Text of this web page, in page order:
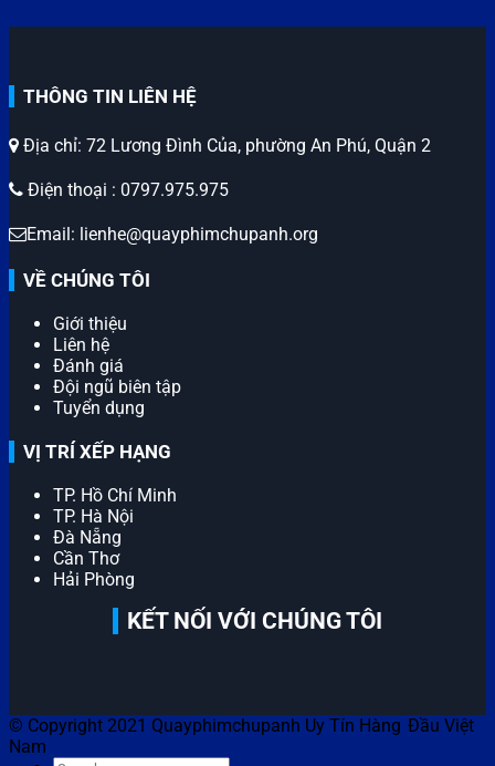
THÔNG TIN LIÊN HỆ
Địa chỉ: 72 Lương Đình Của, phường An Phú, Quận 2
Điện thoại : 0797.975.975
Email: lienhe@quayphimchupanh.org
VỀ CHÚNG TÔI
Giới thiệu
Liên hệ
Đánh giá
Đội ngũ biên tập
Tuyển dụng
VỊ TRÍ XẾP HẠNG
TP. Hồ Chí Minh
TP. Hà Nội
Đà Nẵng
Cần Thơ
Hải Phòng
KẾT NỐI VỚI CHÚNG TÔI
© Copyright 2021 Quayphimchupanh Uy Tín Hàng Đầu Việt
Nam